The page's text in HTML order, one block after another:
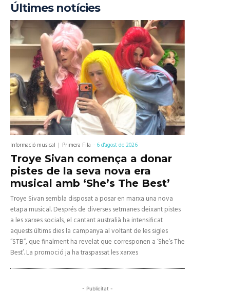
Últimes notícies
Informació musical Primera Fila -6 d'agost de 2026
Troye Sivan comença a donar
pistes de la seva nova era
musical amb ‘She’s The Best’
Troye Sivan sembla disposat a posar en marxa una nova
etapa musical. Després de diverses setmanes deixant pistes
a les xarxes socials, el cantant australià ha intensificat
aquests últims dies la campanya al voltant de les sigles
“STB”, que finalment ha revelat que corresponen a ‘She’s The
Best’. La promoció ja ha traspassat les xarxes
- Publicitat -